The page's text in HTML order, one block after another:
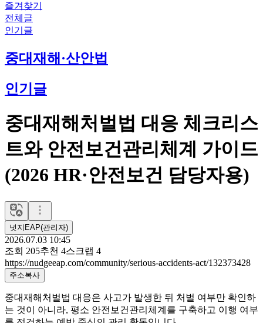
즐겨찾기
전체글
인기글
중대재해·산안법
인기글
중대재해처벌법 대응 체크리스
트와 안전보건관리체계 가이드
(2026 HR·안전보건 담당자용)
넛지EAP(관리자)
2026.07.03 10:45
조회 205추천 4스크랩 4
https://nudgeeap.com/community/serious-accidents-act/132373428
주소복사
중대재해처벌법 대응은 사고가 발생한 뒤 처벌 여부만 확인하
는 것이 아니라, 평소 안전보건관리체계를 구축하고 이행 여부